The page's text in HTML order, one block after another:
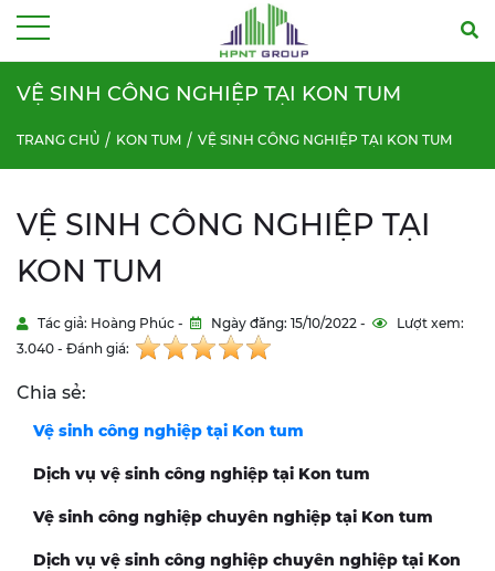
VỆ SINH CÔNG NGHIỆP TẠI KON TUM
TRANG CHỦ KON TUM VỆ SINH CÔNG NGHIỆP TẠI KON TUM
VỆ SINH CÔNG NGHIỆP TẠI
KON TUM
Tác giả: Hoàng Phúc - Ngày đăng: 15/10/2022 -
Lượt xem:
3.040 - Đánh giá:
Chia sẻ:
Vệ sinh công nghiệp tại Kon tum
Dịch vụ vệ sinh công nghiệp tại Kon tum
Vệ sinh công nghiệp chuyên nghiệp tại Kon tum
Dịch vụ vệ sinh công nghiệp chuyên nghiệp tại Kon